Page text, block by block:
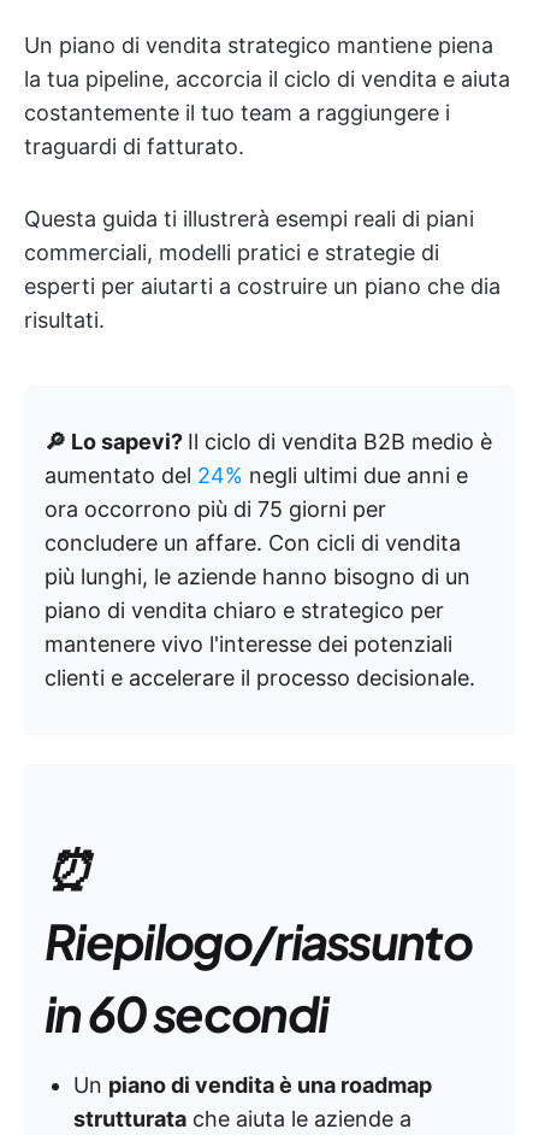
Un piano di vendita strategico mantiene piena
la tua pipeline, accorcia il ciclo di vendita e aiuta
costantemente il tuo team a raggiungere i
traguardi di fatturato.
Questa guida ti illustrerà esempi reali di piani
commerciali, modelli pratici e strategie di
esperti per aiutarti a costruire un piano che dia
risultati.
🔎 Lo sapevi? Il ciclo di vendita B2B medio è
aumentato del 24% negli ultimi due anni e
ora occorrono più di 75 giorni per
concludere un affare. Con cicli di vendita
più lunghi, le aziende hanno bisogno di un
piano di vendita chiaro e strategico per
mantenere vivo l'interesse dei potenziali
clienti e accelerare il processo decisionale.
⏰
Riepilogo/riassunto
in 60 secondi
Un piano di vendita è una roadmap
strutturata che aiuta le aziende a